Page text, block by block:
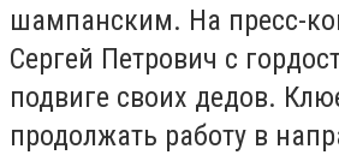
шампанским. На пресс-
Сергей Петрович с
подвиге своих дедов.
продолжать работу в